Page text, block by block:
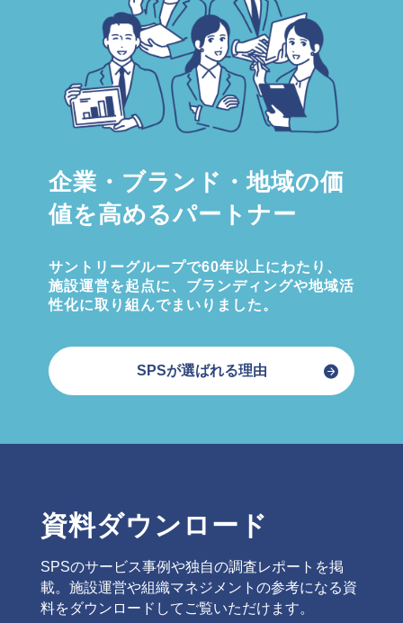
企業・ブランド・地域の価
値を高めるパートナー
サントリーグループで60年以上にわたり、
施設運営を起点に、ブランディングや地域活
性化に取り組んでまいりました。
SPSが選ばれる理由
資料ダウンロード
SPSのサービス事例や独自の調査レポートを掲
載。施設運営や組織マネジメントの参考になる資
料をダウンロードしてご覧いただけます。